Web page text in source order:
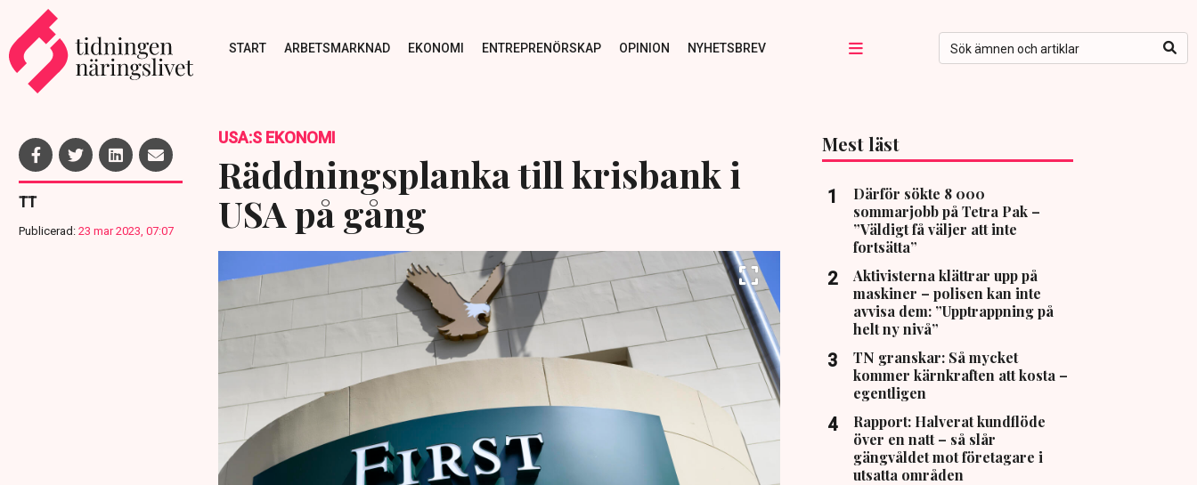
START ARBETSMARKNAD EKONOMI ENTREPRENÖRSKAP OPINION NYHETSBREV
TT
Publicerad: 23 mar 2023, 07:07
USA:S EKONOMI
Räddningsplanka till krisbank i
USA på gång
Mest läst
Därför sökte 8 000
sommarjobb på Tetra Pak –
”Väldigt få väljer att inte
fortsätta”
Aktivisterna klättrar upp på
maskiner – polisen kan inte
avvisa dem: ”Upptrappning på
helt ny nivå”
TN granskar: Så mycket
kommer kärnkraften att kosta –
egentligen
Rapport: Halverat kundflöde
över en natt – så slår
gängvåldet mot företagare i
utsatta områden